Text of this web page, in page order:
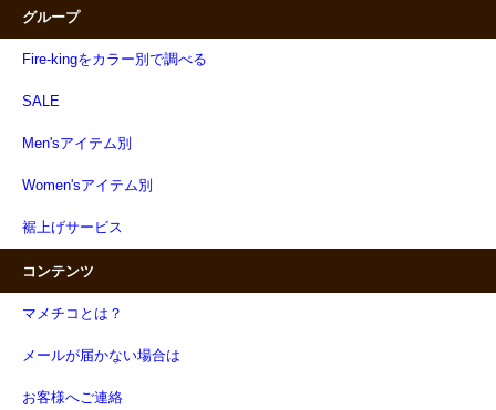
グループ
Fire-kingをカラー別で調べる
SALE
Men'sアイテム別
Women'sアイテム別
裾上げサービス
コンテンツ
マメチコとは？
メールが届かない場合は
お客様へご連絡